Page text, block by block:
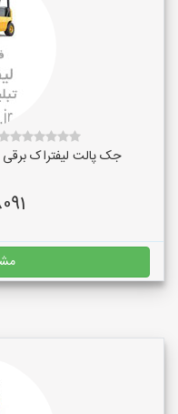
جک پالت لیفتراک برقی